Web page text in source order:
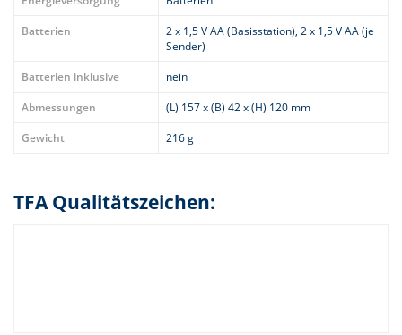
Batterien
2 x 1,5 V AA (Basisstation), 2 x 1,5 V AA (je
Sender)
Batterien inklusive
nein
Abmessungen
(L) 157 x (B) 42 x (H) 120 mm
Gewicht
216 g
TFA Qualitätszeichen: